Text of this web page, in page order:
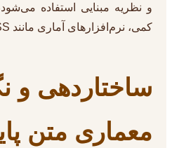
و نظریه مبنایی استفاده
کمی، نرم‌افزارهای آماری مانند SPSS یا R کاربرد دارند.
ساختاردهی و
معماری متن